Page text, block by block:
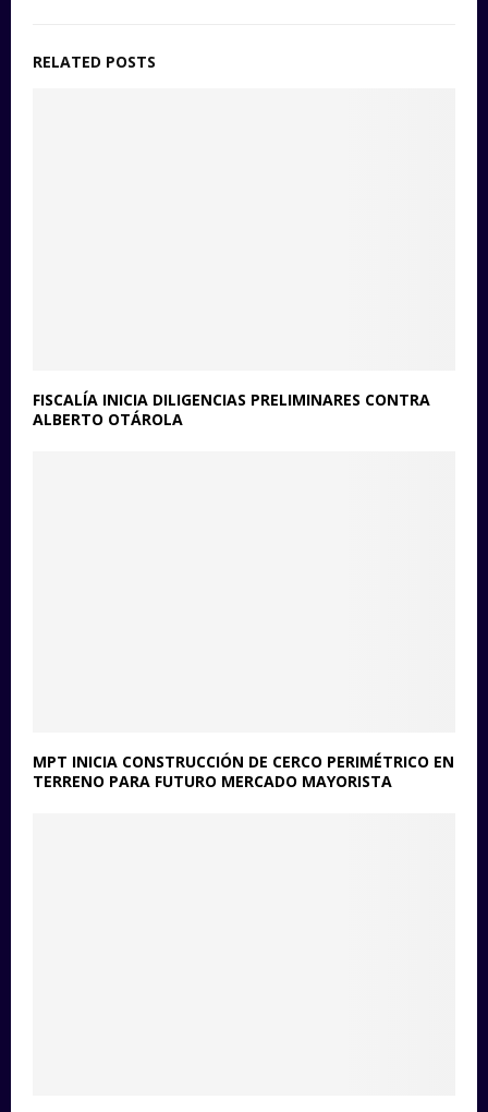
RELATED POSTS
FISCALÍA INICIA DILIGENCIAS PRELIMINARES CONTRA
ALBERTO OTÁROLA
MPT INICIA CONSTRUCCIÓN DE CERCO PERIMÉTRICO EN
TERRENO PARA FUTURO MERCADO MAYORISTA